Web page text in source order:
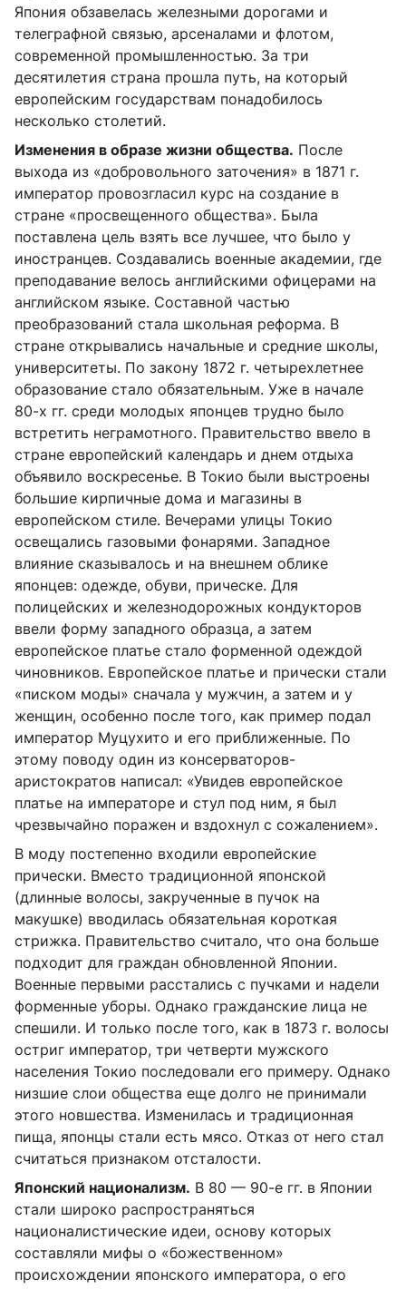
Япония обзавелась железными дорогами и
телеграфной связью, арсеналами и флотом,
современной промышленностью. За три
десятилетия страна прошла путь, на который
европейским государствам понадобилось
несколько столетий.
Изменения в образе жизни общества. После
выхода из «добровольного заточения» в 1871 г.
император провозгласил курс на создание в
стране «просвещенного общества». Была
поставлена цель взять все лучшее, что было у
иностранцев. Создавались военные академии, где
преподавание велось английскими офицерами на
английском языке. Составной частью
преобразований стала школьная реформа. В
стране открывались начальные и средние школы,
университеты. По закону 1872 г. четырехлетнее
образование стало обязательным. Уже в начале
80-х гг. среди молодых японцев трудно было
встретить неграмотного. Правительство ввело в
стране европейский календарь и днем отдыха
объявило воскресенье. В Токио были выстроены
большие кирпичные дома и магазины в
европейском стиле. Вечерами улицы Токио
освещались газовыми фонарями. Западное
влияние сказывалось и на внешнем облике
японцев: одежде, обуви, прическе. Для
полицейских и железнодорожных кондукторов
ввели форму западного образца, а затем
европейское платье стало форменной одеждой
чиновников. Европейское платье и прически стали
«писком моды» сначала у мужчин, а затем и у
женщин, особенно после того, как пример подал
император Муцухито и его приближенные. По
этому поводу один из консерваторов-
аристократов написал: «Увидев европейское
платье на императоре и стул под ним, я был
чрезвычайно поражен и вздохнул с сожалением».
В моду постепенно входили европейские
прически. Вместо традиционной японской
(длинные волосы, закрученные в пучок на
макушке) вводилась обязательная короткая
стрижка. Правительство считало, что она больше
подходит для граждан обновленной Японии.
Военные первыми расстались с пучками и надели
форменные уборы. Однако гражданские лица не
спешили. И только после того, как в 1873 г. волосы
остриг император, три четверти мужского
населения Токио последовали его примеру. Однако
низшие слои общества еще долго не принимали
этого новшества. Изменилась и традиционная
пища, японцы стали есть мясо. Отказ от него стал
считаться признаком отсталости.
Японский национализм. В 80 — 90-е гг. в Японии
стали широко распространяться
националистические идеи, основу которых
составляли мифы о «божественном»
происхождении японского императора, о его